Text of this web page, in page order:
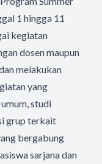
1 hingga 11
kegiatan
dosen maupun
melakukan
yang
studi
grup terkait
bergabung
sarjana dan